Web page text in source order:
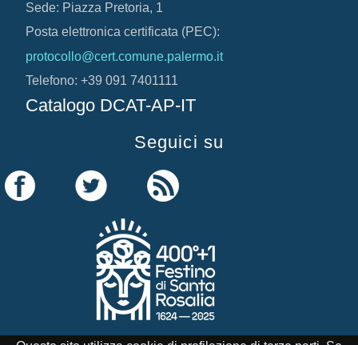
Sede: Piazza Pretoria, 1
Posta elettronica certificata (PEC):
protocollo@cert.comune.palermo.it
Telefono: +39 091 7401111
Catalogo DCAT-AP-IT
Seguici su